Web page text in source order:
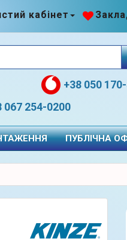
кабінет
+38 050
067 254-0200
ПУБЛІЧНА